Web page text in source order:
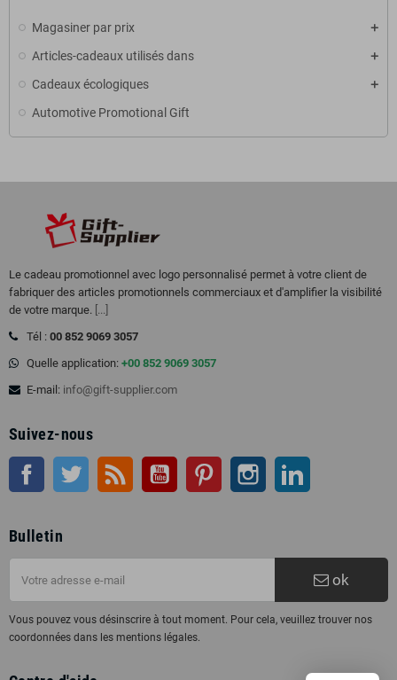
Magasiner par prix
Articles-cadeaux utilisés dans
Cadeaux écologiques
Automotive Promotional Gift
Le cadeau promotionnel avec logo personnalisé permet à votre client de
fabriquer des articles promotionnels commerciaux et d'amplifier la visibilité
de votre marque. [...]
Tél : 00 852 9069 3057
Quelle application: +00 852 9069 3057
E-mail: info@gift-supplier.com
Suivez-nous
Facebook Twitter RSS Youtube Pinterest Instagram
Bulletin
ok
Vous pouvez vous désinscrire à tout moment. Pour cela, veuillez trouver nos
coordonnées dans les mentions légales.